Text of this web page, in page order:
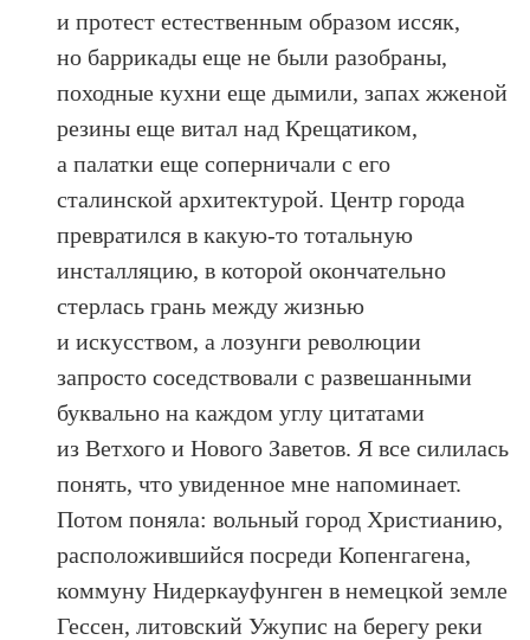
и протест естественным образом иссяк,
но баррикады еще не были разобраны,
походные кухни еще дымили, запах жженой
резины еще витал над Крещатиком,
а палатки еще соперничали с его
сталинской архитектурой. Центр города
превратился в какую-то тотальную
инсталляцию, в которой окончательно
стерлась грань между жизнью
и искусством, а лозунги революции
запросто соседствовали с развешанными
буквально на каждом углу цитатами
из Ветхого и Нового Заветов. Я все силилась
понять, что увиденное мне напоминает.
Потом поняла: вольный город Христианию,
расположившийся посреди Копенгагена,
коммуну Нидеркауфунген в немецкой земле
Гессен, литовский Ужупис на берегу реки